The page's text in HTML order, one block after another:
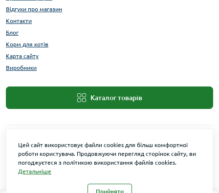
Відгуки про магазин
Контакти
Блог
Корм для котів
Карта сайту
Виробники
Каталог товарів
Цей сайт використовує файли cookies для більш комфортної
роботи користувача. Продовжуючи перегляд сторінок сайту, ви
погоджуєтеся з політикою використання файлів cookies.
Детальніше
Прийняти